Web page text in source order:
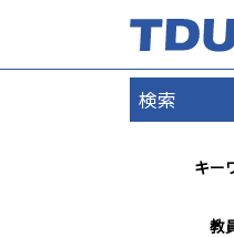
検索
キー
教